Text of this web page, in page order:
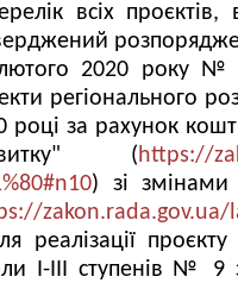
всіх
2020 року №
регіонального
році за рахунок
(https://
) зі
zakon.rada.gov.ua/
реалізації проєкту
І-ІІІ ступенів №